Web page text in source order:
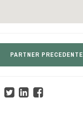
PARTNER PRECEDENTE